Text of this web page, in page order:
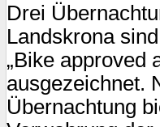
Drei
Landskrona
„Bike approved
ausgezeichnet.
Übernachtung